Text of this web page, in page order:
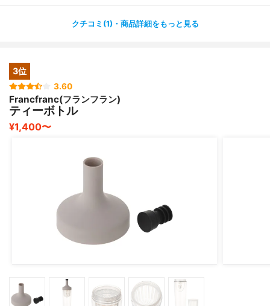
クチコミ(1)・商品詳細をもっと見る
3位
3.60
Francfranc(フランフラン)
ティーボトル
¥1,400〜